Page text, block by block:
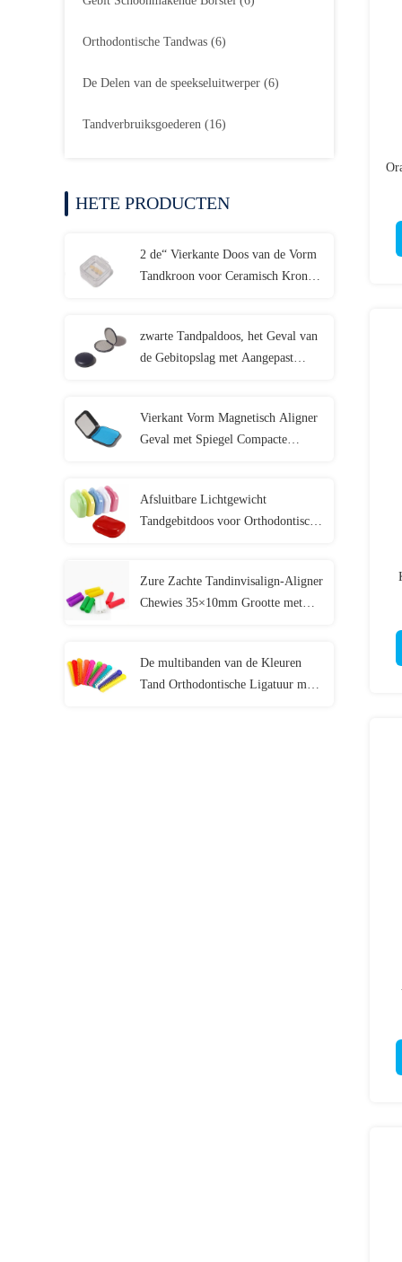
Orthodontische Tandwas (6)
De Delen van de speekseluitwerper (6)
Tandverbruiksgoederen (16)
HETE PRODUCTEN
2 de“ Vierkante Doos van de Vorm
Tandkroon voor Ceramisch Kronen
zwarte Tandpaldoos, het Geval van
de Gebitopslag met Aangepast
Vierkant Vorm Magnetisch Aligner
Geval met Spiegel Compacte
Afsluitbare Lichtgewicht
Tandgebitdoos voor Orthodontische
Zure Zachte Tandinvisalign-Aligner
Chewies 35×10mm Grootte met
De multibanden van de Kleuren
Tand Orthodontische Ligatuur met